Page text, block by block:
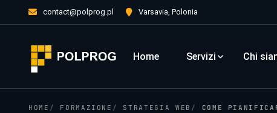
contact@polprog.pl Varsavia, Polonia
Home Servizi Chi
HOME FORMAZIONE STRATEGIA WEB COME PIANIFICARE